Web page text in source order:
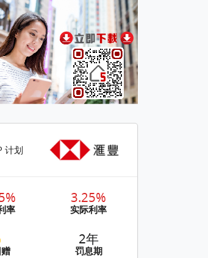
计划
率
3.25%
实际利率
2年
罚息期